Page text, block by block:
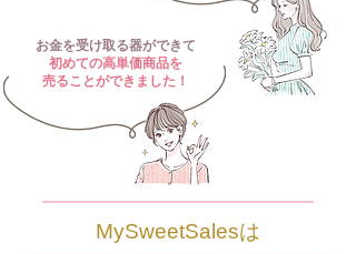
お金を受け取る器ができて
初めての高単価商品を
​売ることができました！
MySweetSalesは